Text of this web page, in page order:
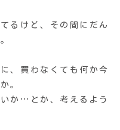
るけど、その間にだん
、買わなくても何か今
。
か…とか、考えるよう